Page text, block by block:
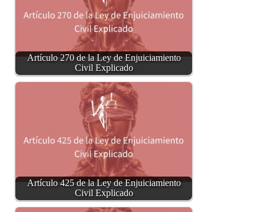
Artículo 270 de la Ley de Enjuiciamiento
Civil Explicado
Artículo 425 de la Ley de Enjuiciamiento
Civil Explicado